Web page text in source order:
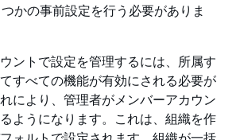
かの事前設定を行う必要がありま
ントで設定を管理するには、所属す
すべての機能が有効にされる必要が
により、管理者がメンバーアカウン
ようになります。これは、組織を作